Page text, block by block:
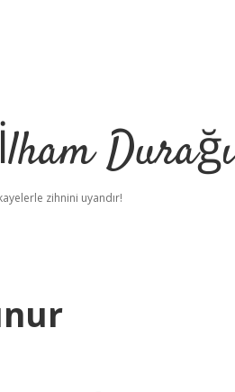
Durağı
zihnini uyandır!